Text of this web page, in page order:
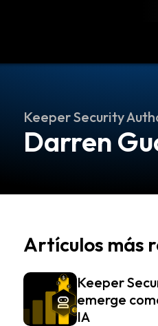
Keeper Security
Darren
Artículos más
Keeper
emerge
IA